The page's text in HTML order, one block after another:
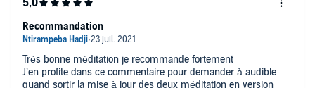
Très bonne méditation je recommande fortement
J’en profite dans ce commentaire pour demander à audible
quand sortir la mise à jour des deux méditation en version
Recommandation